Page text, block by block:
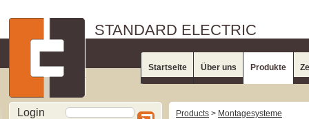
STANDARD ELECTRIC
Startseite Über uns Produkte
Login
Products > Montagesysteme